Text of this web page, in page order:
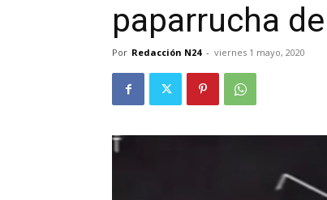
paparrucha
Por Redacción N24 - viernes 1 mayo, 2020